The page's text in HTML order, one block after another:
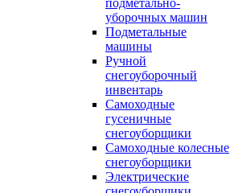
подметально-
уборочных машин
Подметальные
машины
Ручной
снегоуборочный
инвентарь
Самоходные
гусеничные
снегоуборщики
Самоходные колесные
снегоуборщики
Электрические